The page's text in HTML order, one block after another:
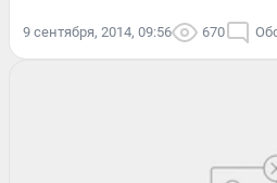
9 сентября, 2014, 09:56 670